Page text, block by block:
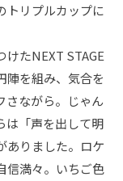
トリプルカップに
たNEXT STAGE
陣を組み、気合を
ながら。じゃん
は「声を出して明
ありました。ロケ
信満々。いちご色